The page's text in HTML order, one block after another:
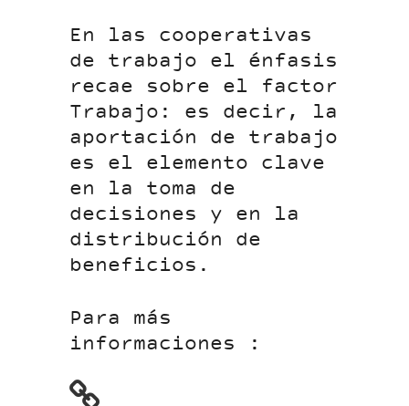
En las cooperativas
de trabajo el énfasis
recae sobre el factor
Trabajo: es decir, la
aportación de trabajo
es el elemento clave
en la toma de
decisiones y en la
distribución de
beneficios.
Para más
informaciones :